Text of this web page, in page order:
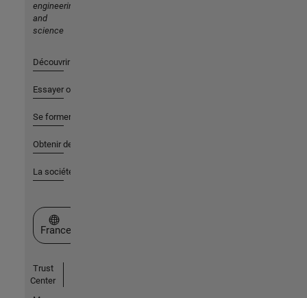
engineering
and
science
Découvrir les produits
Essayer ou acheter
Se former
Obtenir de l'aide
La société
Sélectionner un site web
France
Trust
Center